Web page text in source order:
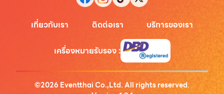
เกี่ยวกับเรา ติดต่อเรา บริการของเรา
เครื่องหมายรับรอง:
©2026 Eventthai Co.,Ltd. All rights reserved.